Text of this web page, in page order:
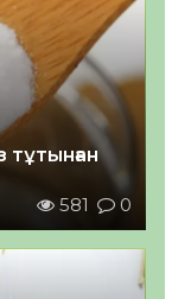
581 0